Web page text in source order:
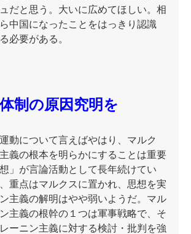
だと思う。大いに広めてほしい。相
中国になったことをはっきり認識
必要がある。
制の原因究明を
動について言えばやはり、マルク
義の根本を明らかにすることは重要
」が言論活動として長年続けてい
重点はマルクスに置かれ、思想を実
主義の解明はやや弱いようだ。マル
主義の根幹の１つは軍事戦略で、そ
ーニン主義に対する検討・批判を強